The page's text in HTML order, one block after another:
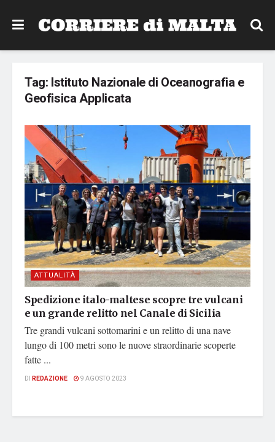
Tag: Istituto Nazionale di Oceanografia e
Geofisica Applicata
ATTUALITÀ
Spedizione italo-maltese scopre tre vulcani
e un grande relitto nel Canale di Sicilia
Tre grandi vulcani sottomarini e un relitto di una nave
lungo di 100 metri sono le nuove straordinarie scoperte
fatte ...
DI REDAZIONE 9 AGOSTO 2023